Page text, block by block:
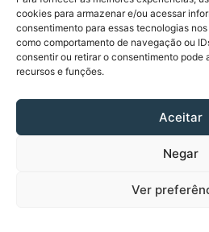
cookies para armazenar e/ou acessar
consentimento para essas tecnologias
como comportamento de navegação ou
consentir ou retirar o consentimento pode
recursos e funções.
Aceitar
Negar
Ver
INSTITUCIONAL
Página Inicial
Política de Privacidade
Termos de Uso
Sobre